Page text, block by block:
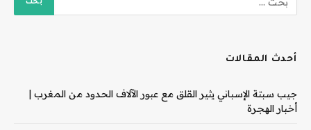
أحدث المقالات
جيب سبتة الإسباني يثير القلق مع عبور الآلاف الحدود من المغرب |
أخبار الهجرة